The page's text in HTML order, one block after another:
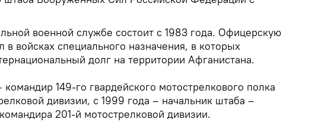
военной службе состоит с 1983 года. Офицерскую
в войсках специального назначения, в которых
долг на территории Афганистана.
149-го гвардейского мотострелкового полка
дивизии, с 1999 года – начальник штаба –
201-й мотострелковой дивизии.